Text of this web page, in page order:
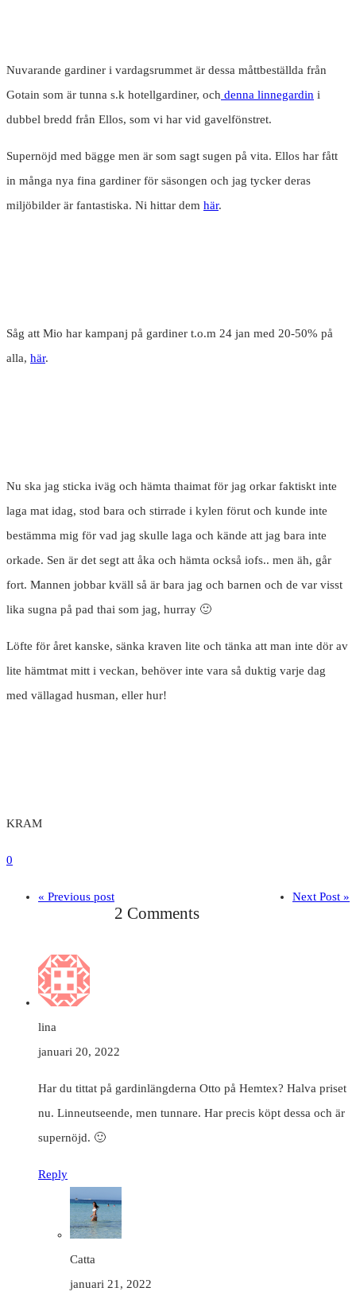
Nuvarande gardiner i vardagsrummet är dessa måttbeställda från
Gotain som är tunna s.k hotellgardiner, och denna linnegardin i
dubbel bredd från Ellos, som vi har vid gavelfönstret.
Supernöjd med bägge men är som sagt sugen på vita. Ellos har fått
in många nya fina gardiner för säsongen och jag tycker deras
miljöbilder är fantastiska. Ni hittar dem här.
Såg att Mio har kampanj på gardiner t.o.m 24 jan med 20-50% på
alla, här.
Nu ska jag sticka iväg och hämta thaimat för jag orkar faktiskt inte
laga mat idag, stod bara och stirrade i kylen förut och kunde inte
bestämma mig för vad jag skulle laga och kände att jag bara inte
orkade. Sen är det segt att åka och hämta också iofs.. men äh, går
fort. Mannen jobbar kväll så är bara jag och barnen och de var visst
lika sugna på pad thai som jag, hurray 🙂
Löfte för året kanske, sänka kraven lite och tänka att man inte dör av
lite hämtmat mitt i veckan, behöver inte vara så duktig varje dag
med vällagad husman, eller hur!
KRAM
0
« Previous post Next Post »
2 Comments
lina
januari 20, 2022
Har du tittat på gardinlängderna Otto på Hemtex? Halva priset
nu. Linneutseende, men tunnare. Har precis köpt dessa och är
supernöjd. 🙂
Reply
Catta
januari 21, 2022